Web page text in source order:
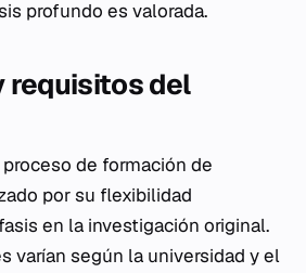
profundo es valorada.
requisitos del
de formación de
por su flexibilidad
en la investigación original.
varían según la universidad y el